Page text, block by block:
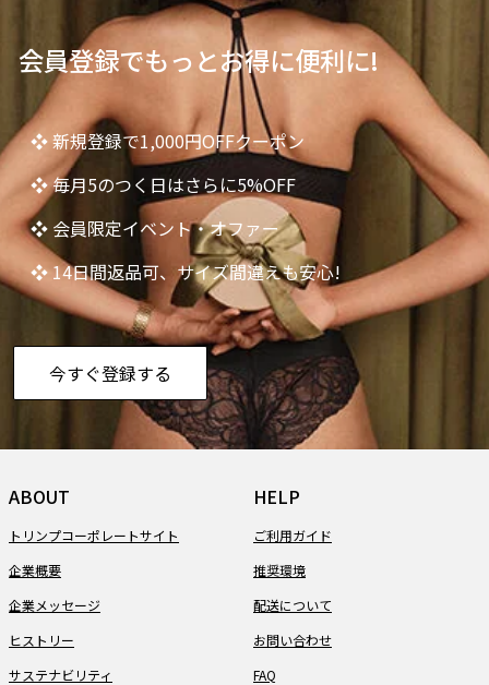
会員登録でもっとお得に便利に!
❖ 新規登録で1,000円OFFクーポン
❖ 毎月5のつく日はさらに5%OFF
❖ 会員限定イベント・オファー
❖ 14日間返品可、サイズ間違えも安心!
今すぐ登録する
ABOUT
トリンプコーポレートサイト
企業概要
企業メッセージ
ヒストリー
サステナビリティ
HELP
ご利用ガイド
推奨環境
配送について
お問い合わせ
FAQ